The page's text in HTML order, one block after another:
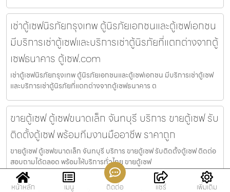
เช่าตู้เซฟนิรภัยกรุงเทพ ตู้นิรภัยเอกชนและตู้เซฟเอกชน
มีบริการเช่าตู้เซฟและบริการเช่าตู้นิรภัยที่แตกต่างจากตู้
เซฟธนาคาร ตู้เซฟ.com
เช่าตู้เซฟนิรภัยกรุงเทพ ตู้นิรภัยเอกชนและตู้เซฟเอกชน มีบริการเช่าตู้เซฟ
และบริการเช่าตู้นิรภัยที่แตกต่างจากตู้เซฟธนาคาร ต
ขายตู้เซฟ ตู้เซฟขนาดเล็ก จันทบุรี บริการ ขายตู้เซฟ รับ
ติดตั้งตู้เซฟ พร้อมทีมงานมืออาชีพ ราคาถูก
ขายตู้เซฟ ตู้เซฟขนาดเล็ก จันทบุรี บริการ ขายตู้เซฟ รับติดตั้งตู้เซฟ ติดต่อ
สอบถามได้ตลอด พร้อมให้บริการทั่วไทย ขายตู้เซฟ
หน้าหลัก เมนู ติดต่อ แชร์ เพิ่มเติม